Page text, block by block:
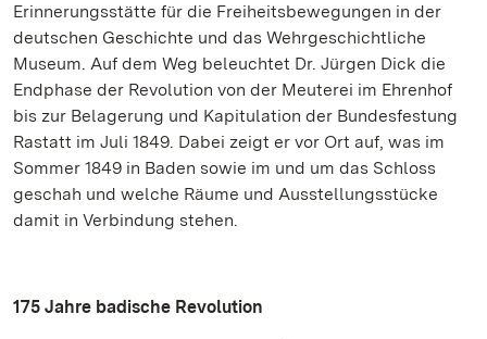
Erinnerungsstätte für die Freiheitsbewegungen in der
deutschen Geschichte und das Wehrgeschichtliche
Museum. Auf dem Weg beleuchtet Dr. Jürgen Dick die
Endphase der Revolution von der Meuterei im Ehrenhof
bis zur Belagerung und Kapitulation der Bundesfestung
Rastatt im Juli 1849. Dabei zeigt er vor Ort auf, was im
Sommer 1849 in Baden sowie im und um das Schloss
geschah und welche Räume und Ausstellungsstücke
damit in Verbindung stehen.
175 Jahre badische Revolution